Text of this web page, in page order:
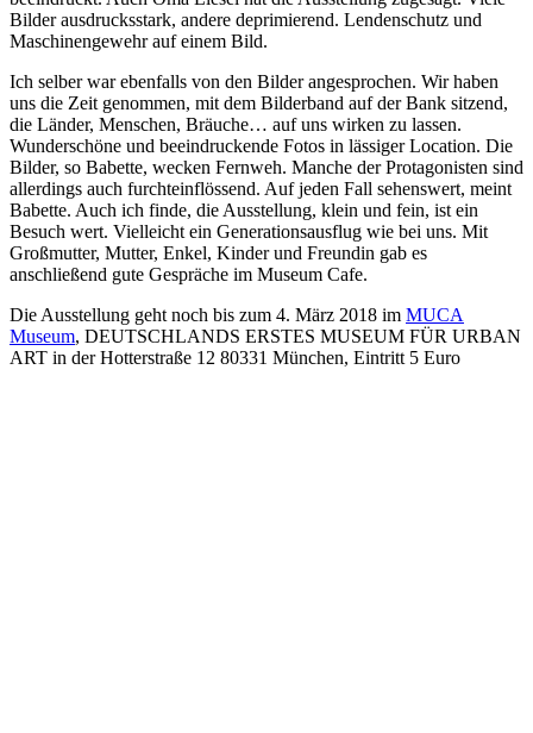
Bilder ausdrucksstark, andere deprimierend. Lendenschutz und
Maschinengewehr auf einem Bild.
Ich selber war ebenfalls von den Bilder angesprochen. Wir haben
uns die Zeit genommen, mit dem Bilderband auf der Bank sitzend,
die Länder, Menschen, Bräuche… auf uns wirken zu lassen.
Wunderschöne und beeindruckende Fotos in lässiger Location. Die
Bilder, so Babette, wecken Fernweh. Manche der Protagonisten sind
allerdings auch furchteinflössend. Auf jeden Fall sehenswert, meint
Babette. Auch ich finde, die Ausstellung, klein und fein, ist ein
Besuch wert. Vielleicht ein Generationsausflug wie bei uns. Mit
Großmutter, Mutter, Enkel, Kinder und Freundin gab es
anschließend gute Gespräche im Museum Cafe.
Die Ausstellung geht noch bis zum 4. März 2018 im MUCA
Museum, DEUTSCHLANDS ERSTES MUSEUM FÜR URBAN
ART in der Hotterstraße 12 80331 München, Eintritt 5 Euro